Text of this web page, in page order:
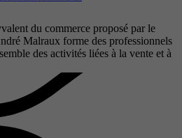
du commerce proposé par le
Malraux forme des professionnels
des activités liées à la vente et à